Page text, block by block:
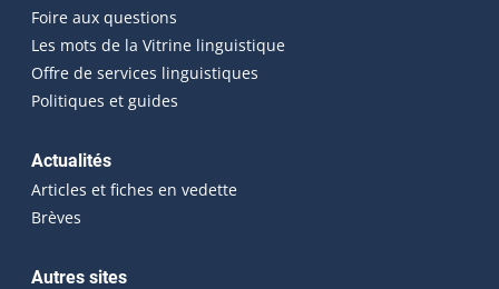
Foire aux questions
Les mots de la Vitrine linguistique
Offre de services linguistiques
Politiques et guides
Actualités
Articles et fiches en vedette
Brèves
Autres sites